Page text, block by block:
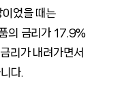
었을 때는
의 금리가 17.9%
리가 내려가면서
다.